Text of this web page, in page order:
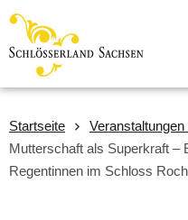
Startseite
Mutterschaft als Superkraft –
Regentinnen im Schloss